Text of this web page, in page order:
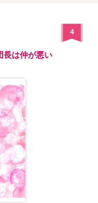
4
長は仲が悪い